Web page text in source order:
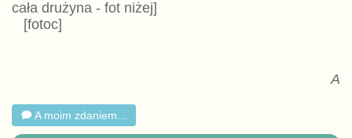
cała drużyna - fot niżej]
[fotoc]
A
A moim zdaniem...